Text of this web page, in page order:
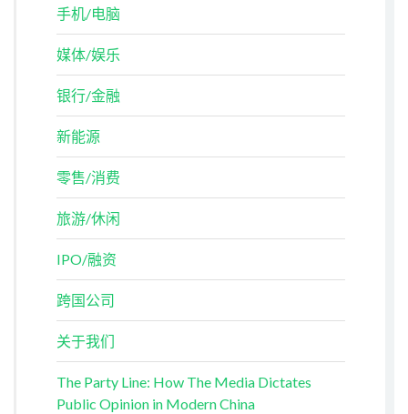
手机/电脑
媒体/娱乐
银行/金融
新能源
零售/消费
旅游/休闲
IPO/融资
跨国公司
关于我们
The Party Line: How The Media Dictates
Public Opinion in Modern China